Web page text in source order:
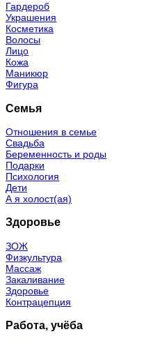
Гардероб
Украшения
Косметика
Волосы
Лицо
Кожа
Маникюр
Фигура
Семья
Отношения в семье
Свадьба
Беременность и роды
Подарки
Психология
Дети
А я холост(ая)
Здоровье
ЗОЖ
Физкультура
Массаж
Закаливание
Здоровье
Контрацепция
Работа, учёба